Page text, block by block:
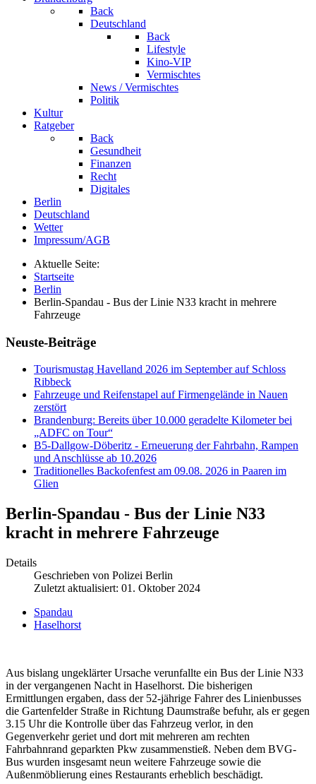
Back
Deutschland
Back
Lifestyle
Kino-VIP
Vermischtes
News / Vermischtes
Politik
Kultur
Ratgeber
Back
Gesundheit
Finanzen
Recht
Digitales
Berlin
Deutschland
Wetter
Impressum/AGB
Aktuelle Seite:
Startseite
Berlin
Berlin-Spandau - Bus der Linie N33 kracht in mehrere
Fahrzeuge
Neuste-Beiträge
Tourismustag Havelland 2026 im September auf Schloss
Ribbeck
Fahrzeuge und Reifenstapel auf Firmengelände in Nauen
zerstört
Brandenburg: Bereits über 10.000 geradelte Kilometer bei
„ADFC on Tour“
B5-Dallgow-Döberitz - Erneuerung der Fahrbahn, Rampen
und Anschlüsse ab 10.2026
Traditionelles Backofenfest am 09.08. 2026 in Paaren im
Glien
Berlin-Spandau - Bus der Linie N33
kracht in mehrere Fahrzeuge
Details
Geschrieben von Polizei Berlin
Zuletzt aktualisiert: 01. Oktober 2024
Spandau
Haselhorst
Aus bislang ungeklärter Ursache verunfallte ein Bus der Linie N33
in der vergangenen Nacht in Haselhorst. Die bisherigen
Ermittlungen ergaben, dass der 52-jährige Fahrer des Linienbusses
die Gartenfelder Straße in Richtung Daumstraße befuhr, als er gegen
3.15 Uhr die Kontrolle über das Fahrzeug verlor, in den
Gegenverkehr geriet und dort mit mehreren am rechten
Fahrbahnrand geparkten Pkw zusammenstieß. Neben dem BVG-
Bus wurden insgesamt neun weitere Fahrzeuge sowie die
Außenmöblierung eines Restaurants erheblich beschädigt.